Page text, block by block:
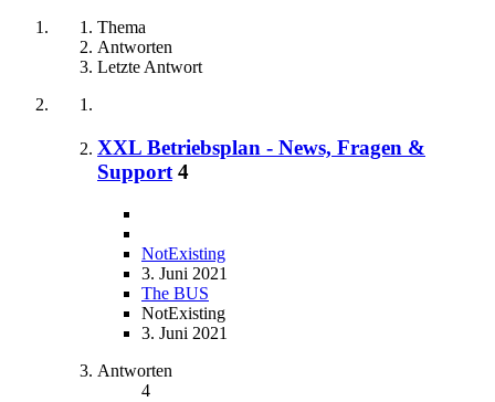
Thema
Antworten
Letzte Antwort
XXL Betriebsplan - News, Fragen &
Support 4
NotExisting
3. Juni 2021
The BUS
NotExisting
3. Juni 2021
Antworten
4